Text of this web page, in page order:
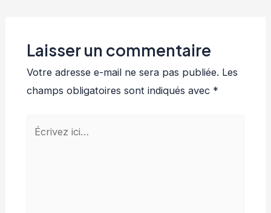
Laisser un commentaire
Votre adresse e-mail ne sera pas publiée. Les
champs obligatoires sont indiqués avec *
Écrivez